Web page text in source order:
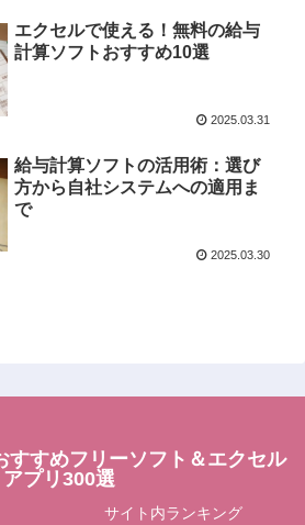
エクセルで使える！無料の給与
計算ソフトおすすめ10選
2025.03.31
給与計算ソフトの活用術：選び
方から自社システムへの適用ま
で
2025.03.30
すすめフリーソフト＆エクセル
アプリ300選
サイト内ランキング